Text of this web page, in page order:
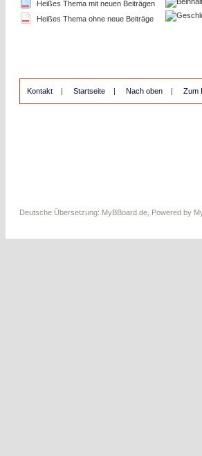
Heißes Thema mit neuen Beiträgen
Heißes Thema ohne neue Beiträge
Kontakt | Startseite | Nach oben | Zum
Deutsche Übersetzung: MyBBoard.de , Powered by